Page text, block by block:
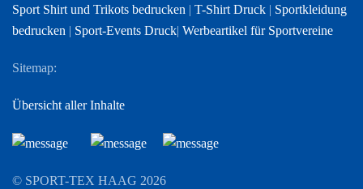
Sport Shirt und Trikots bedrucken | T-Shirt Druck | Sportkleidung
bedrucken | Sport-Events Druck| Werbeartikel für Sportvereine
Sitemap:
Übersicht aller Inhalte
© SPORT-TEX HAAG 2026